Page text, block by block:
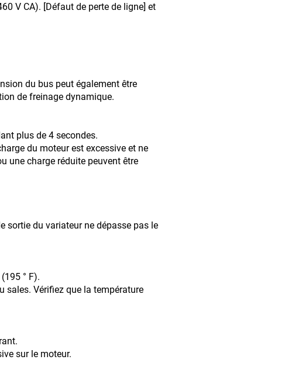
V CA). [Défaut de perte de ligne] et
du bus peut également être
de freinage dynamique.
plus de 4 secondes.
du moteur est excessive et ne
une charge réduite peuvent être
sortie du variateur ne dépasse pas le
° F).
sales. Vérifiez que la température
sur le moteur.